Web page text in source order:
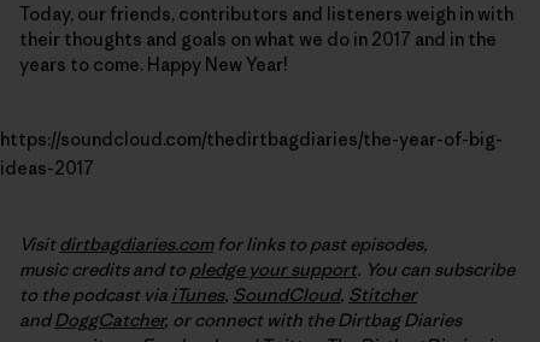
Today, our friends, contributors and listeners weigh in with
their thoughts and goals on what we do in 2017 and in the
years to come. Happy New Year!
https://soundcloud.com/thedirtbagdiaries/the-year-of-big-
ideas-2017
Visitdirtbagdiaries.comfor links to past episodes,
music credits and to pledge your support. You can subscribe
to the podcast via iTunes, SoundCloud, Stitcher
andDoggCatcher, or connect with the Dirtbag Diaries